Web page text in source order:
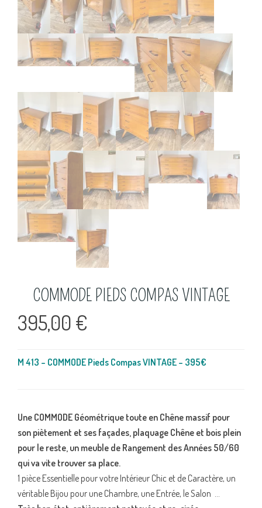
COMMODE PIEDS COMPAS VINTAGE
395,00 €
M 413 – COMMODE Pieds Compas VINTAGE – 395€
Une COMMODE Géométrique toute en Chêne massif pour
son piètement et ses façades, plaquage Chêne et bois plein
pour le reste, un meuble de Rangement des Années 50/60
qui va vite trouver sa place.
1 pièce Essentielle pour votre Intérieur Chic et de Caractère, un
véritable Bijou pour une Chambre, une Entrée, le Salon …